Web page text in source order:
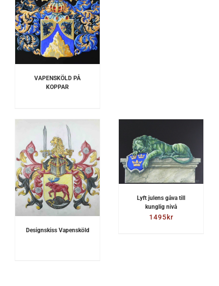
VAPENSKÖLD PÅ
KOPPAR
Designskiss Vapensköld
LÄGG TILL I
VARUKORG
/
DETALJER
Lyft julens gåva till
kunglig nivå
1495kr